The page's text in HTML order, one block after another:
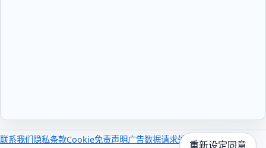
联系我们隐私条款Cookie免责声明广告数据请求外部链接集
重新设定同意